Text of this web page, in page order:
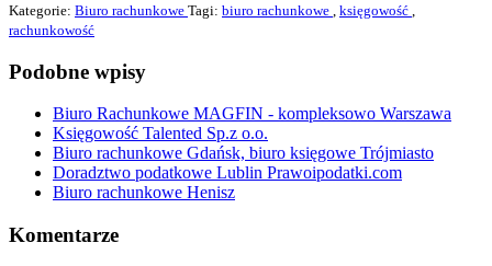
Kategorie: Biuro rachunkowe Tagi: biuro rachunkowe księgowość
rachunkowość
Podobne wpisy
Biuro Rachunkowe MAGFIN - kompleksowo Warszawa
Księgowość Talented Sp.z o.o.
Biuro rachunkowe Gdańsk, biuro księgowe Trójmiasto
Doradztwo podatkowe Lublin Prawoipodatki.com
Biuro rachunkowe Henisz
Komentarze